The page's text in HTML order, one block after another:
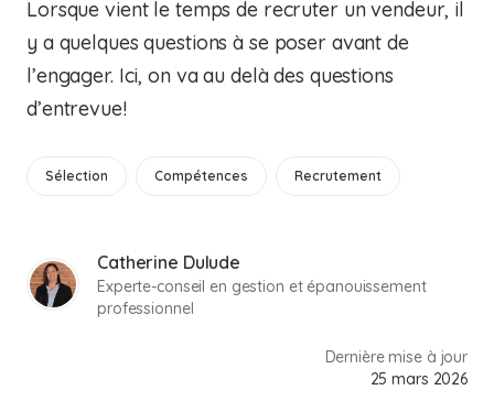
Lorsque vient le temps de recruter un vendeur, il
y a quelques questions à se poser avant de
l’engager. Ici, on va au delà des questions
d’entrevue!
Sélection Compétences Recrutement
Catherine Dulude
Experte-conseil en gestion et épanouissement
professionnel
Dernière mise à jour
25 mars 2026